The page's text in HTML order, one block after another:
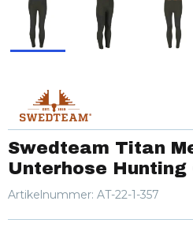
Swedteam Titan
Unterhose Hunting
Artikelnummer: AT-22-1-357